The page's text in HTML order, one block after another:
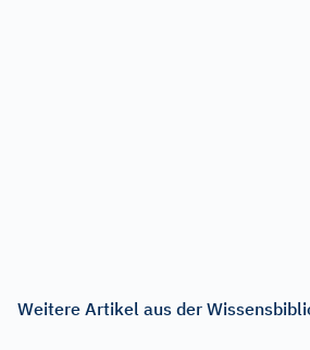
Weitere Artikel aus der